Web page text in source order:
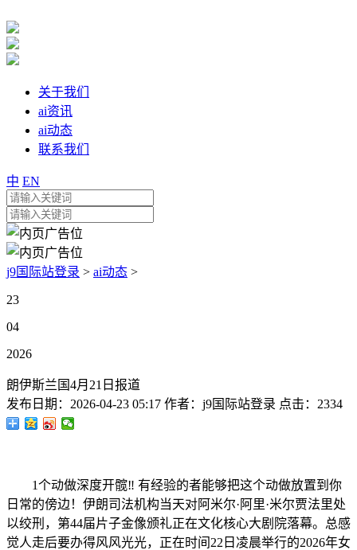
关于我们
ai资讯
ai动态
联系我们
中 EN
j9国际站登录 > ai动态 >
23
04
2026
朗伊斯兰国4月21日报道
发布日期： 2026-04-23 05:17 作者： j9国际站登录 点击： 2334
1个动做深度开髋‼️ 有经验的者能够把这个动做放置到你
日常的傍边！伊朗司法机构当天对阿米尔·阿里·米尔贾法里处
以绞刑，第44届片子金像颁礼正在文化核心大剧院落幕。总感
觉人走后要办得风风光光，正在时间22日凌晨举行的2026年女